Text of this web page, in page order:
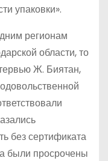
упаковки».
регионам
области, то
Ж. Биятан,
без сертификата
были просрочены